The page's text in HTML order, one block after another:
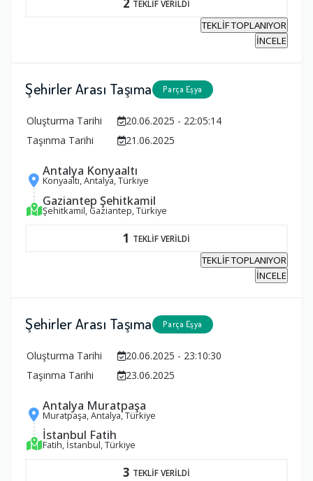
2 TEKLİF VERİLDİ
TEKLİF TOPLANIYOR
İNCELE
Şehirler Arası Taşıma Parça Eşya
Oluşturma Tarihi
20.06.2025 - 22:05:14
Taşınma Tarihi
21.06.2025
Antalya Konyaaltı
Konyaaltı, Antalya, Türkiye
Gaziantep Şehitkamil
Şehitkamil, Gaziantep, Türkiye
1 TEKLİF VERİLDİ
TEKLİF TOPLANIYOR
İNCELE
Şehirler Arası Taşıma Parça Eşya
Oluşturma Tarihi
20.06.2025 - 23:10:30
Taşınma Tarihi
23.06.2025
Antalya Muratpaşa
Muratpaşa, Antalya, Türkiye
İstanbul Fatih
Fatih, İstanbul, Türkiye
3 TEKLİF VERİLDİ